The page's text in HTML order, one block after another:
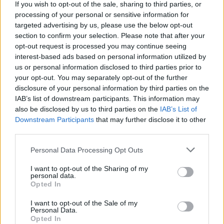
If you wish to opt-out of the sale, sharing to third parties, or
processing of your personal or sensitive information for
targeted advertising by us, please use the below opt-out
section to confirm your selection. Please note that after your
opt-out request is processed you may continue seeing
interest-based ads based on personal information utilized by
us or personal information disclosed to third parties prior to
your opt-out. You may separately opt-out of the further
disclosure of your personal information by third parties on the
IAB’s list of downstream participants. This information may
also be disclosed by us to third parties on the IAB’s List of
Downstream Participants that may further disclose it to other
Personal Data Processing Opt Outs
I want to opt-out of the Sharing of my
personal data.
Opted In
I want to opt-out of the Sale of my
Personal Data.
Opted In
προφυλακιστεί στις φυλακές Κορυδαλλού.